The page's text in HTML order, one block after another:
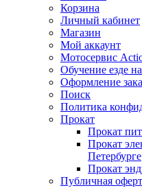
Корзина
Личный кабинет
Магазин
Мой аккаунт
Мотосервис
Обучение езде
Оформление
Поиск
Политика
Прокат
Прокат
Прокат
Петербурге
Прокат
Публичная